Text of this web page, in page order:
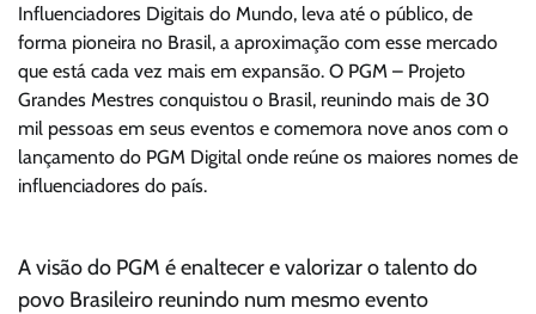
Influenciadores Digitais do Mundo, leva até o público, de
forma pioneira no Brasil, a aproximação com esse mercado
que está cada vez mais em expansão. O PGM – Projeto
Grandes Mestres conquistou o Brasil, reunindo mais de 30
mil pessoas em seus eventos e comemora nove anos com o
lançamento do PGM Digital onde reúne os maiores nomes de
influenciadores do país.
A visão do PGM é enaltecer e valorizar o talento do
povo Brasileiro reunindo num mesmo evento